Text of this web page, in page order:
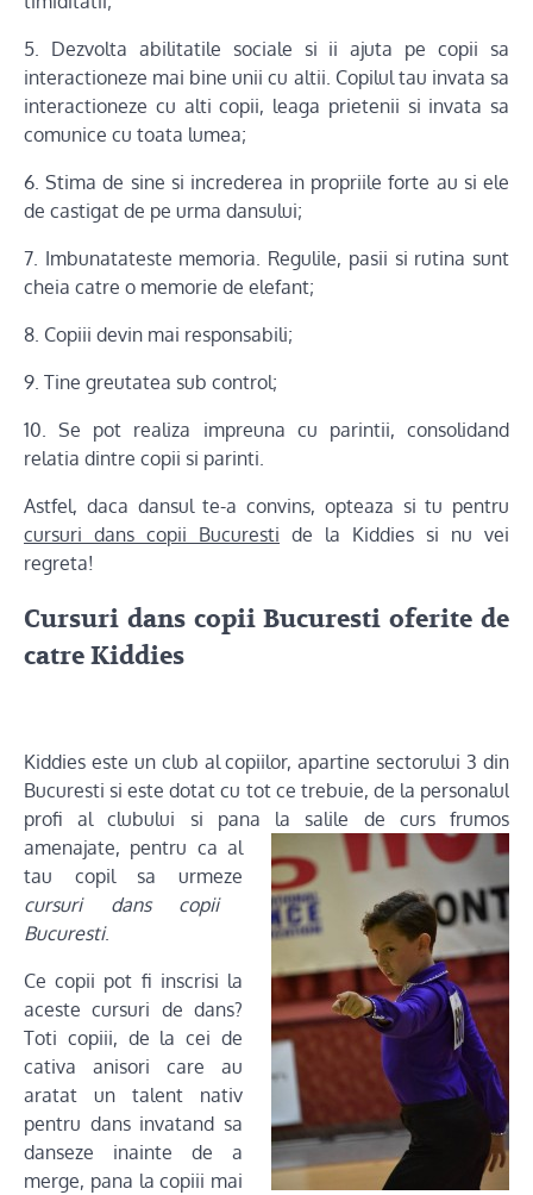
5. Dezvolta abilitatile sociale si ii ajuta pe copii sa
interactioneze mai bine unii cu altii. Copilul tau invata sa
interactioneze cu alti copii, leaga prietenii si invata sa
comunice cu toata lumea;
6. Stima de sine si increderea in propriile forte au si ele
de castigat de pe urma dansului;
7. Imbunatateste memoria. Regulile, pasii si rutina sunt
cheia catre o memorie de elefant;
8. Copiii devin mai responsabili;
9. Tine greutatea sub control;
10. Se pot realiza impreuna cu parintii, consolidand
relatia dintre copii si parinti.
Astfel, daca dansul te-a convins, opteaza si tu pentru
cursuri dans copii Bucuresti de la Kiddies si nu vei
regreta!
Cursuri dans copii Bucuresti oferite de
catre Kiddies
Kiddies este un club al copiilor, apartine sectorului 3 din
Bucuresti si este dotat cu tot ce trebuie, de la personalul
profi al clubului si pana la salile de curs frumos
amenajate, pentru ca al
tau copil sa urmeze
cursuri dans copii
Bucuresti.
Ce copii pot fi inscrisi la
aceste cursuri de dans?
Toti copiii, de la cei de
cativa anisori care au
aratat un talent nativ
pentru dans invatand sa
danseze inainte de a
merge, pana la copiii mai